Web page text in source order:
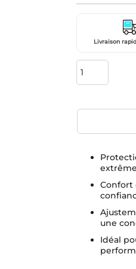
Livraison
Confort
une
Idéal